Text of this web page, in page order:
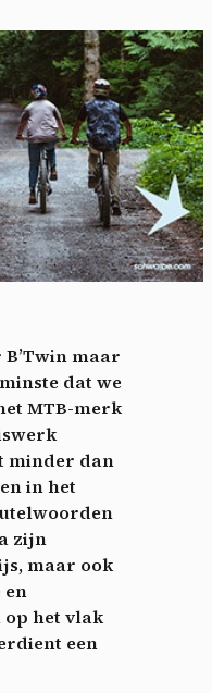
maar
dat we
MTB-merk
minder dan
in het
zijn
maar ook
en
het vlak
een